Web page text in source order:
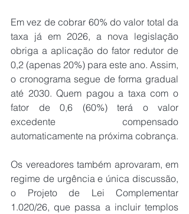
Em vez de cobrar 60% do valor total da
taxa já em 2026, a nova legislação
obriga a aplicação do fator redutor de
0,2 (apenas 20%) para este ano. Assim,
o cronograma segue de forma gradual
até 2030. Quem pagou a taxa com o
fator de 0,6 (60%) terá o valor
excedente compensado
automaticamente na próxima cobrança.
Os vereadores também aprovaram, em
regime de urgência e única discussão,
o Projeto de Lei Complementar
1.020/26, que passa a incluir templos